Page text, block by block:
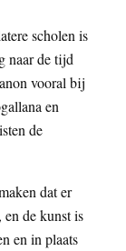
scholen is
naar de tijd
vooral bij
en
de
dat er
de kunst is
en in plaats